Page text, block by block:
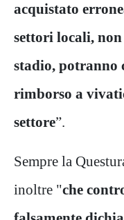
acquistato
settori locali,
stadio, potranno
rimborso a
settore”.
Sempre la
inoltre "che